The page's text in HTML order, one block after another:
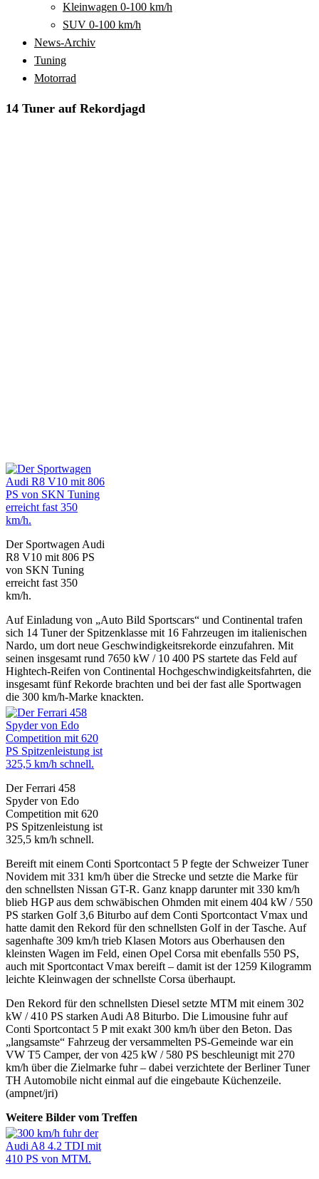
Kleinwagen 0-100 km/h
SUV 0-100 km/h
News-Archiv
Tuning
Motorrad
14 Tuner auf Rekordjagd
Der Sportwagen Audi
R8 V10 mit 806 PS
von SKN Tuning
erreicht fast 350
km/h.
Auf Einladung von „Auto Bild Sportscars“ und Continental trafen
sich 14 Tuner der Spitzenklasse mit 16 Fahrzeugen im italienischen
Nardo, um dort neue Geschwindigkeitsrekorde einzufahren. Mit
seinen insgesamt rund 7650 kW / 10 400 PS startete das Feld auf
Hightech-Reifen von Continental Hochgeschwindigkeitsfahrten, die
insgesamt fünf Rekorde brachten und bei der fast alle Sportwagen
die 300 km/h-Marke knackten.
Der Ferrari 458
Spyder von Edo
Competition mit 620
PS Spitzenleistung ist
325,5 km/h schnell.
Bereift mit einem Conti Sportcontact 5 P fegte der Schweizer Tuner
Novidem mit 331 km/h über die Strecke und setzte die Marke für
den schnellsten Nissan GT-R. Ganz knapp darunter mit 330 km/h
blieb HGP aus dem schwäbischen Ohmden mit einem 404 kW / 550
PS starken Golf 3,6 Biturbo auf dem Conti Sportcontact Vmax und
hatte damit den Rekord für den schnellsten Golf in der Tasche. Auf
sagenhafte 309 km/h trieb Klasen Motors aus Oberhausen den
kleinsten Wagen im Feld, einen Opel Corsa mit ebenfalls 550 PS,
auch mit Sportcontact Vmax bereift – damit ist der 1259 Kilogramm
leichte Kleinwagen der schnellste Corsa überhaupt.
Den Rekord für den schnellsten Diesel setzte MTM mit einem 302
kW / 410 PS starken Audi A8 Biturbo. Die Limousine fuhr auf
Conti Sportcontact 5 P mit exakt 300 km/h über den Beton. Das
„langsamste“ Fahrzeug der versammelten PS-Gemeinde war ein
VW T5 Camper, der von 425 kW / 580 PS beschleunigt mit 270
km/h über die Zielmarke fuhr – dabei verzichtete der Berliner Tuner
TH Automobile nicht einmal auf die eingebaute Küchenzeile.
(ampnet/jri)
Weitere Bilder vom Treffen